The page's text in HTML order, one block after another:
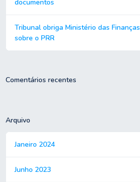
documentos
Tribunal obriga Ministério das
sobre o PRR
Comentários recentes
Arquivo
Janeiro 2024
Junho 2023